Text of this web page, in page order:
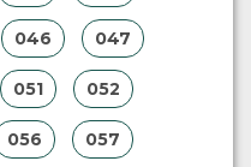
046 047
051 052
056 057